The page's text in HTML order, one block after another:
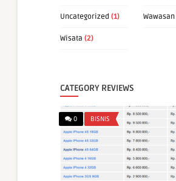
Uncategorized (1) Wawasan
Wisata (2)
CATEGORY REVIEWS
0 BISNIS